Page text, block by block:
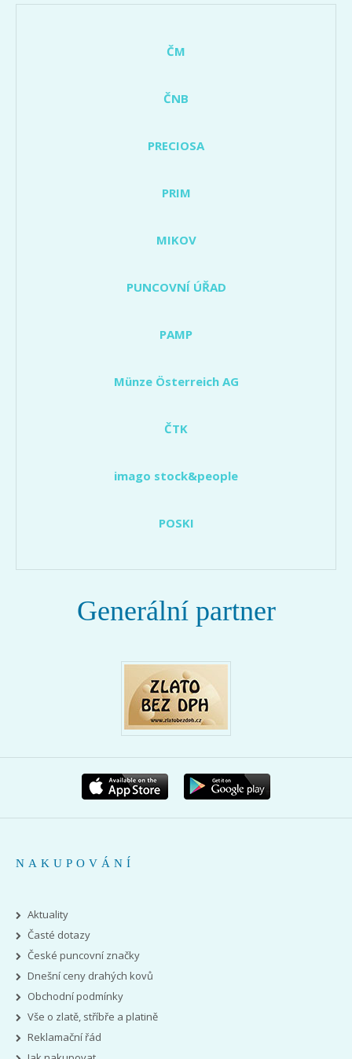
ČM
ČNB
PRECIOSA
PRIM
MIKOV
PUNCOVNÍ ÚŘAD
PAMP
Münze Österreich AG
ČTK
imago stock&people
POSKI
Generální partner
NAKUPOVÁNÍ
Aktuality
Časté dotazy
České puncovní značky
Dnešní ceny drahých kovů
Obchodní podmínky
Vše o zlatě, stříbře a platině
Reklamační řád